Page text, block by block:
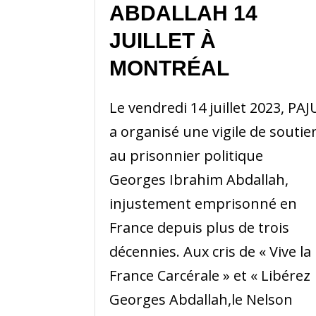
ABDALLAH 14
JUILLET À
MONTRÉAL
Le vendredi 14 juillet 2023,
a organisé une vigile de
au prisonnier politique
Georges Ibrahim Abdallah,
injustement emprisonné en
France depuis plus de trois
décennies. Aux cris de « Vive la
France Carcérale » et « Libérez
Georges Abdallah,le Nelson